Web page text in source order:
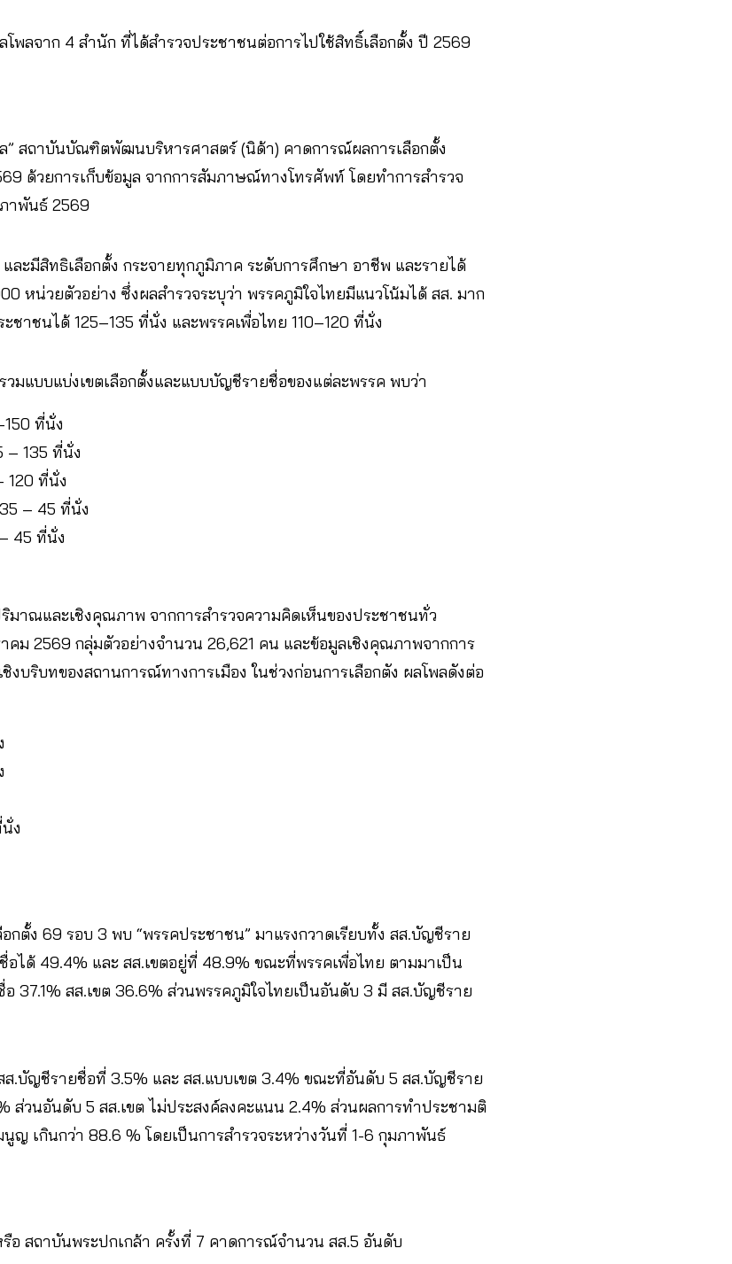
โพลจาก 4 สำนัก ที่ได้สำรวจประชาชนต่อการไปใช้สิทธิ์เลือกตั้ง ปี 2569
” สถาบันบัณฑิตพัฒนบริหารศาสตร์ (นิด้า) คาดการณ์ผลการเลือกตั้ง
ด้วยการเก็บข้อมูล จากการสัมภาษณ์ทางโทรศัพท์ โดยทำการสำรวจ
าพันธ์ 2569
ละมีสิทธิเลือกตั้ง กระจายทุกภูมิภาค ระดับการศึกษา อาชีพ และรายได้
หน่วยตัวอย่าง ซึ่งผลสำรวจระบุว่า พรรคภูมิใจไทยมีแนวโน้มได้ สส. มาก
าชนได้ 125–135 ที่นั่ง และพรรคเพื่อไทย 110–120 ที่นั่ง
มแบบแบ่งเขตเลือกตั้งและแบบบัญชีรายชื่อของแต่ละพรรค พบว่า
ที่นั่ง
– 135 ที่นั่ง
120 ที่นั่ง
– 45 ที่นั่ง
45 ที่นั่ง
มาณและเชิงคุณภาพ จากการสํารวจความคิดเห็นของประชาชนทั่ว
คม 2569 กลุ่มตัวอย่างจํานวน 26,621 คน และข้อมูลเชิงคุณภาพจากการ
งบริบทของสถานการณ์ทางการเมือง ในช่วงก่อนการเลือกตัง ผลโพลดังต่อ
ง
กตั้ง 69 รอบ 3 พบ “พรรคประชาชน” มาแรงกวาดเรียบทั้ง สส.บัญชีราย
อได้ 49.4% และ สส.เขตอยู่ที่ 48.9% ขณะที่พรรคเพื่อไทย ตามมาเป็น
37.1% สส.เขต 36.6% ส่วนพรรคภูมิใจไทยเป็นอันดับ 3 มี สส.บัญชีราย
.บัญชีรายชื่อที่ 3.5% และ สส.แบบเขต 3.4% ขณะที่อันดับ 5 สส.บัญชีราย
ส่วนอันดับ 5 สส.เขต ไม่ประสงค์ลงคะแนน 2.4% ส่วนผลการทำประชามติ
นูญ เกินกว่า 88.6 % โดยเป็นการสำรวจระหว่างวันที่ 1-6 กุมภาพันธ์
อ สถาบันพระปกเกล้า ครั้งที่ 7 คาดการณ์จำนวน สส.5 อันดับ